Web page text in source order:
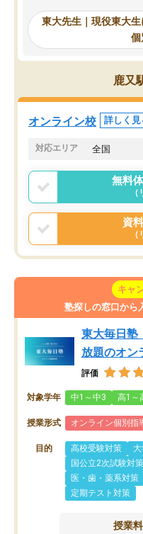
れるので、親としても安
使える自習室とかもあり
ところがあれば先生が回
のも重宝しています。
東大先生｜現役東大
個
鹿又
オンライン校 詳しく見
対応エリア 全国
無料
資
キャ
塾探しの窓口から
東大毎日塾
放題のオン
評価
対象学年 中1～中3 高1～
授業形式 オンライン個別指
目的 高校受験対策
国公立2次試験対策
医・歯・薬系対策
定期テスト対策
授業